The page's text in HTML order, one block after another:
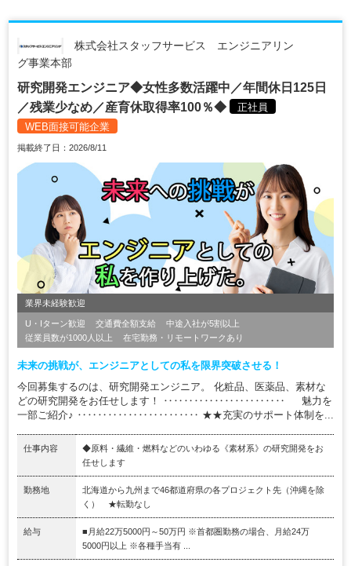
株式会社スタッフサービス エンジニアリン
グ事業本部
研究開発エンジニア◆女性多数活躍中／年間休日125日
／残業少なめ／産育休取得率100％◆
正社員
WEB面接可能企業
掲載終了日：2026/8/11
業界未経験歓迎
U・Iターン歓迎 交通費全額支給
中途入社が5割以上
従業員数が1000人以上
在宅勤務・リモートワークあり
未来の挑戦が、エンジニアとしての私を限界突破させる！
今回募集するのは、研究開発エンジニア。 化粧品、医薬品、素材な
どの研究開発をお任せします！ ‥‥‥‥‥‥‥‥‥‥‥‥ 魅力を
一部ご紹介♪ ‥‥‥‥‥‥‥‥‥‥‥‥ ★★充実のサポート体制を...
仕事内容
◆原料・繊維・燃料などのいわゆる《素材系》の研究開発をお
任せします
勤務地
北海道から九州まで46都道府県の各プロジェクト先（沖縄を除
く） ★転勤なし
給与
■月給22万5000円～50万円 ※首都圏勤務の場合、月給24万
5000円以上 ※各種手当有 ...